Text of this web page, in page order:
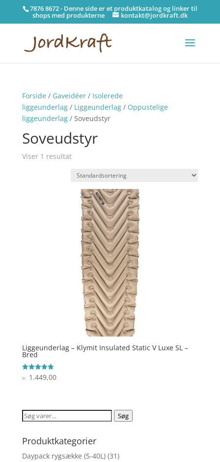
7876 8672 - Denne side er et produktkatalog og linker til
shops med produkterne kontakt@jordkraft.dk
Forside/ Gaveidéer/ Isolerede
liggeunderlag/ Liggeunderlag/ Oppustelige
liggeunderlag/ Soveudstyr
Soveudstyr
Viser 1 resultat
Liggeunderlag – Klymit Insulated Static V Luxe SL –
Bred
Vurderet
4.9
kr. 1.449,00
Søg
Søg
Produktkategorier
Daypack rygsække (5-40L) (31)